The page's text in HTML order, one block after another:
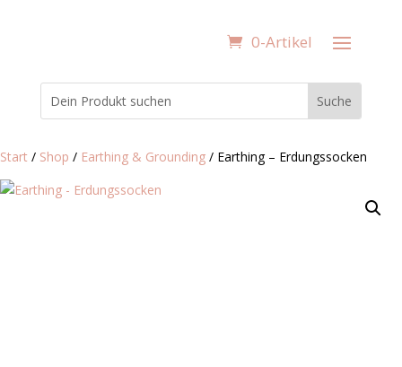
0-Artikel
Start / Shop / Earthing & Grounding / Earthing – Erdungssocken